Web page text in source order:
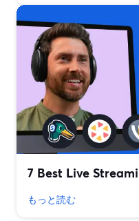
7 Best Live
もっと読む